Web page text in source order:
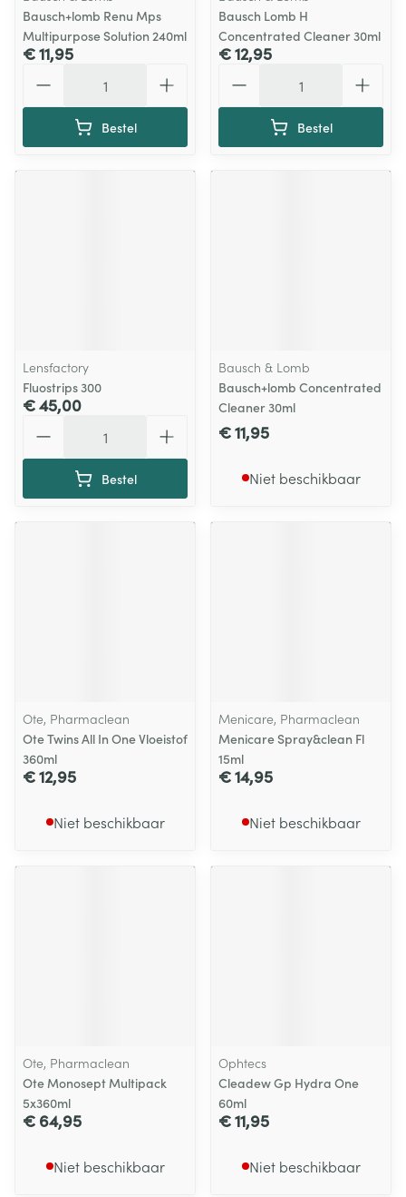
Bausch+lomb Renu Mps
Multipurpose Solution 240ml
€ 11,95
Bestel
Bausch Lomb H
Concentrated Cleaner 30ml
€ 12,95
Bestel
Lensfactory
Fluostrips 300
€ 45,00
Bestel
Bausch & Lomb
Bausch+lomb Concentrated
Cleaner 30ml
€ 11,95
Niet beschikbaar
Ote, Pharmaclean
Ote Twins All In One Vloeistof
360ml
€ 12,95
Niet beschikbaar
Menicare, Pharmaclean
Menicare Spray&clean Fl
15ml
€ 14,95
Niet beschikbaar
Ote, Pharmaclean
Ote Monosept Multipack
5x360ml
€ 64,95
Niet beschikbaar
Ophtecs
Cleadew Gp Hydra One
60ml
€ 11,95
Niet beschikbaar